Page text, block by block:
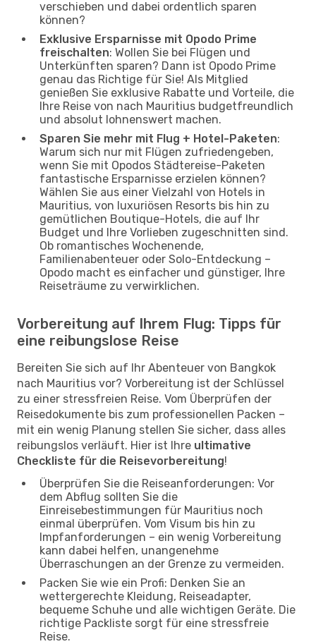
verschieben und dabei ordentlich sparen
können?
Exklusive Ersparnisse mit Opodo Prime
freischalten: Wollen Sie bei Flügen und
Unterkünften sparen? Dann ist Opodo Prime
genau das Richtige für Sie! Als Mitglied
genießen Sie exklusive Rabatte und Vorteile, die
Ihre Reise von nach Mauritius budgetfreundlich
und absolut lohnenswert machen.
Sparen Sie mehr mit Flug + Hotel-Paketen:
Warum sich nur mit Flügen zufriedengeben,
wenn Sie mit Opodos Städtereise-Paketen
fantastische Ersparnisse erzielen können?
Wählen Sie aus einer Vielzahl von Hotels in
Mauritius, von luxuriösen Resorts bis hin zu
gemütlichen Boutique-Hotels, die auf Ihr
Budget und Ihre Vorlieben zugeschnitten sind.
Ob romantisches Wochenende,
Familienabenteuer oder Solo-Entdeckung –
Opodo macht es einfacher und günstiger, Ihre
Reiseträume zu verwirklichen.
Vorbereitung auf Ihrem Flug: Tipps für
eine reibungslose Reise
Bereiten Sie sich auf Ihr Abenteuer von Bangkok
nach Mauritius vor? Vorbereitung ist der Schlüssel
zu einer stressfreien Reise. Vom Überprüfen der
Reisedokumente bis zum professionellen Packen –
mit ein wenig Planung stellen Sie sicher, dass alles
reibungslos verläuft. Hier ist Ihre ultimative
Checkliste für die Reisevorbereitung!
Überprüfen Sie die Reiseanforderungen: Vor
dem Abflug sollten Sie die
Einreisebestimmungen für Mauritius noch
einmal überprüfen. Vom Visum bis hin zu
Impfanforderungen – ein wenig Vorbereitung
kann dabei helfen, unangenehme
Überraschungen an der Grenze zu vermeiden.
Packen Sie wie ein Profi: Denken Sie an
wettergerechte Kleidung, Reiseadapter,
bequeme Schuhe und alle wichtigen Geräte. Die
richtige Packliste sorgt für eine stressfreie
Reise.